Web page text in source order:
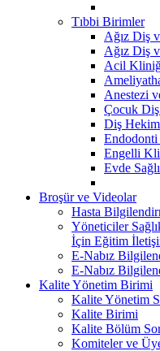
Tıbbi Birimler
Ağız Diş
Ağız Diş
Acil
Anestezi
Çocuk
Diş
Engelli
Evde
Broşür ve Videolar
Hasta
Yöneticiler
İçin Eğitim
E-Nabız
E-Nabız
Kalite Yönetim Birimi
Kalite Yönetim
Kalite Birimi
Kalite Bölüm
Komiteler ve